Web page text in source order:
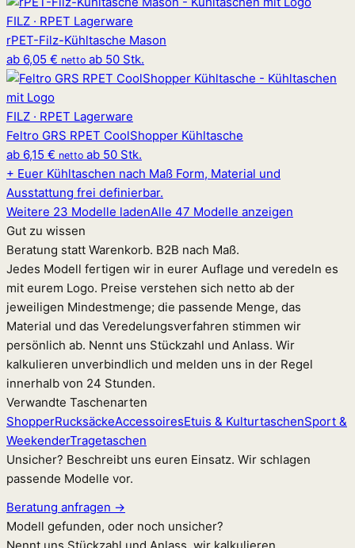
FILZ · RPET Lagerware
rPET-Filz-Kühltasche Mason
ab 6,05 € netto ab 50 Stk.
FILZ · RPET Lagerware
Feltro GRS RPET CoolShopper Kühltasche
ab 6,15 € netto ab 50 Stk.
+ Euer Kühltaschen nach Maß Form, Material und
Ausstattung frei definierbar.
Weitere 23 Modelle ladenAlle 47 Modelle anzeigen
Gut zu wissen
Beratung statt Warenkorb. B2B nach Maß.
Jedes Modell fertigen wir in eurer Auflage und veredeln es
mit eurem Logo. Preise verstehen sich netto ab der
jeweiligen Mindestmenge; die passende Menge, das
Material und das Veredelungsverfahren stimmen wir
persönlich ab. Nennt uns Stückzahl und Anlass. Wir
kalkulieren unverbindlich und melden uns in der Regel
innerhalb von 24 Stunden.
Verwandte Taschenarten
ShopperRucksäckeAccessoiresEtuis & KulturtaschenSport &
WeekenderTragetaschen
Unsicher? Beschreibt uns euren Einsatz. Wir schlagen
passende Modelle vor.
Beratung anfragen →
Modell gefunden, oder noch unsicher?